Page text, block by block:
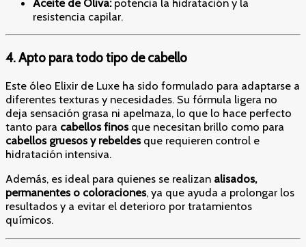
Aceite de Oliva:potencia la hidratación y la
resistencia capilar.
4. Apto para todo tipo de cabello
Este óleo Elixir de Luxe ha sido formulado para adaptarse a
diferentes texturas y necesidades. Su fórmula ligera no
deja sensación grasa ni apelmaza, lo que lo hace perfecto
tanto para cabellos finosque necesitan brillo como para
cabellos gruesos y rebeldesque requieren control e
hidratación intensiva.
Además, es ideal para quienes se realizan alisados,
permanentes o coloraciones, ya que ayuda a prolongar los
resultados y a evitar el deterioro por tratamientos
químicos.